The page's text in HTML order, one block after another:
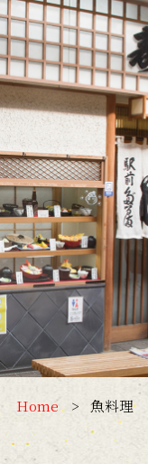
Home 魚料理